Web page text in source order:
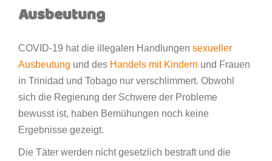
Ausbeutung
COVID-19 hat die illegalen Handlungen sexueller
Ausbeutung und des Handels mit Kindern und Frauen
in Trinidad und Tobago nur verschlimmert. Obwohl
sich die Regierung der Schwere der Probleme
bewusst ist, haben Bemühungen noch keine
Ergebnisse gezeigt.
Die Täter werden nicht gesetzlich bestraft und die